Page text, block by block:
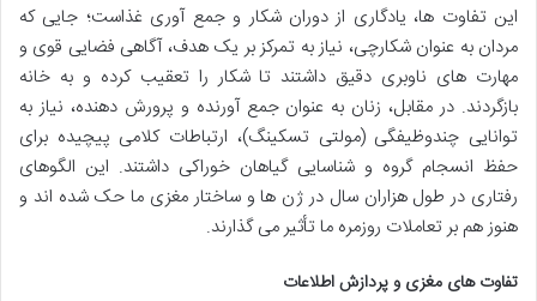
این تفاوت ها، یادگاری از دوران شکار و جمع آوری غذاست؛ جایی که
مردان به عنوان شکارچی، نیاز به تمرکز بر یک هدف، آگاهی فضایی قوی و
مهارت های ناوبری دقیق داشتند تا شکار را تعقیب کرده و به خانه
بازگردند. در مقابل، زنان به عنوان جمع آورنده و پرورش دهنده، نیاز به
توانایی چندوظیفگی (مولتی تسکینگ)، ارتباطات کلامی پیچیده برای
حفظ انسجام گروه و شناسایی گیاهان خوراکی داشتند. این الگوهای
رفتاری در طول هزاران سال در ژن ها و ساختار مغزی ما حک شده اند و
هنوز هم بر تعاملات روزمره ما تأثیر می گذارند.
تفاوت های مغزی و پردازش اطلاعات